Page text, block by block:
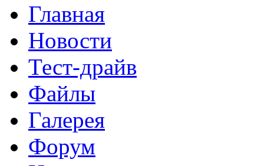
Главная
Новости
Тест-драйв
Файлы
Галерея
Форум